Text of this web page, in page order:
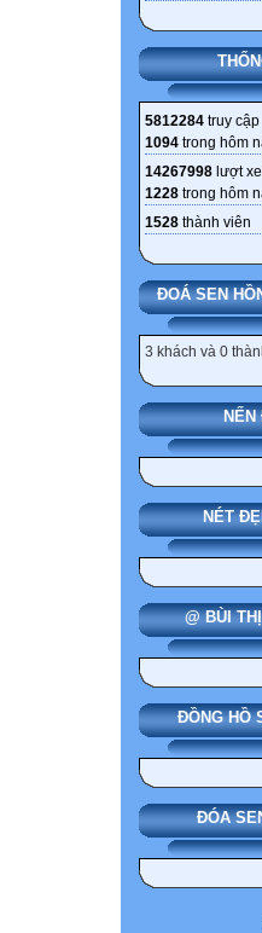
5812284 truy
1094 trong hôm
14267998 lượt
1228 trong hôm
1528 thành viên
ĐOÁ SEN
3 khách và 0
NẾN
NÉT
@ BÙI
ĐỒNG HỒ
ĐÓA